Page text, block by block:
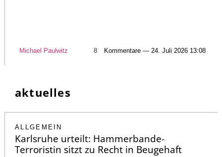
Michael Paulwitz 8 Kommentare — 24. Juli 2026 13:08
aktuelles
ALLGEMEIN
Karlsruhe urteilt: Hammerbande-
Terroristin sitzt zu Recht in Beugehaft